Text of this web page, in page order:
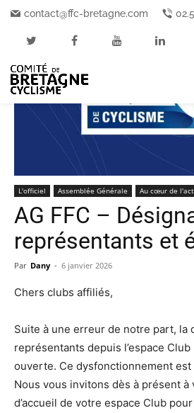
contact@ffc-bretagne.com
Accueil L'officiel Assemblée Générale
L'officiel Assemblée Générale Au cœur de
AG FFC –
représentants et
Par Dany - 6 janvier 2026
Chers clubs affiliés,
Suite à une erreur de notre part, la
représentants depuis l’espace Club
ouverte. Ce dysfonctionnement
Nous vous invitons dès à présent à
d’accueil de votre espace Club